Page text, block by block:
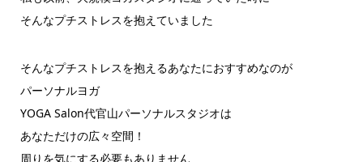
そんなプチストレスを抱えていました
そんなプチストレスを抱えるあなたにおすすめなのが
パーソナルヨガ
YOGA Salon代官山パーソナルスタジオは
あなただけの広々空間！
周りを気にする必要もありません